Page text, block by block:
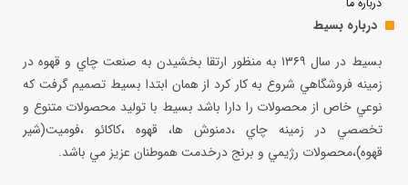
درباره بسیط
بسيط در سال ۱۳۶۹ به منظور ارتقا بخشيدن به صنعت چاي و قهوه در
زمينه فروشگاهي شروع به كار كرد از همان ابتدا بسيط تصميم گرفت كه
نوعي خاص از محصولات را دارا باشد بسيط با توليد محصولات متنوع و
تخصصي در زمينه چاي ،دمنوش ها، قهوه ،كاكائو ،فوميت(شير
قهوه)،محصولات رژيمي و برنج درخدمت هموطنان عزيز مي باشد.